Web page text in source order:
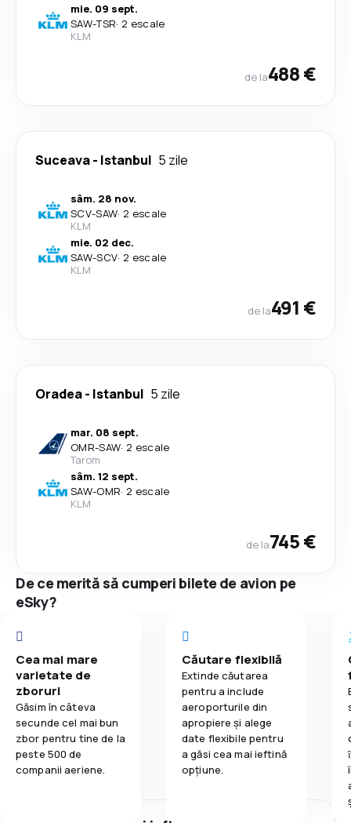
mie. 09 sept.
SAW-TSR· 2 escale
KLM
de la488 €
Suceava- Istanbul 5 zile
sâm. 28 nov.
SCV-SAW· 2 escale
KLM
mie. 02 dec.
SAW-SCV· 2 escale
KLM
de la491 €
Oradea- Istanbul 5 zile
mar. 08 sept.
OMR-SAW· 2 escale
Tarom
sâm. 12 sept.
SAW-OMR· 2 escale
KLM
de la745 €
De ce merită să cumperi bilete de avion pe
eSky?
Cea mai mare
varietate de
zboruri
Găsim în câteva
secunde cel mai bun
zbor pentru tine de la
peste 500 de
companii aeriene.
Căutare flexibilă
Extinde căutarea
pentru a include
aeroporturile din
apropiere și alege
date flexibile pentru
a găsi cea mai ieftină
opțiune.